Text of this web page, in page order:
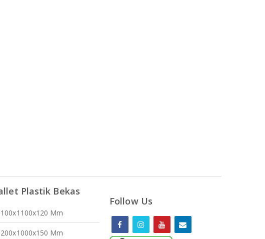
Plastik Bekas
Mm
Mm
Follow Us